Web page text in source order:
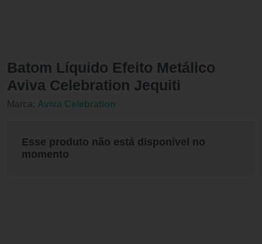
Batom Líquido Efeito Metálico
Aviva Celebration Jequiti
Marca: Aviva Celebration
Esse produto não está disponível no
momento